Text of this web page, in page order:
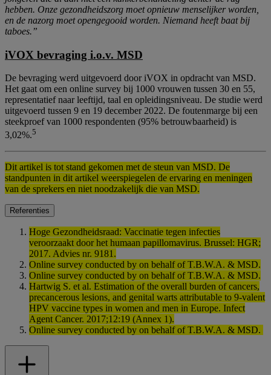
hebben. Onze gezondheidszorg moet opnieuw menselijker worden,
en de nazorg moet opengegooid worden. Niemand heeft baat bij
taboes.”
iVOX bevraging i.o.v. MSD
De bevraging werd uitgevoerd door iVOX in opdracht van MSD.
Het gaat om een online survey bij 1000 vrouwen tussen 30 en 55,
representatief naar leeftijd, taal en opleidingsniveau. De studie werd
uitgevoerd tussen 9 en 19 december 2022. De foutenmarge bij een
steekproef van 1000 respondenten (95% betrouwbaarheid) is
3,02%.5
Dit artikel is tot stand gekomen met de steun van MSD. De
standpunten in dit artikel weerspiegelen de ervaring en meningen
van de sprekers en niet noodzakelijk die van MSD.
Referenties
Hoge Gezondheidsraad: Vaccinatie tegen infecties
veroorzaakt door het humaan papillomavirus. Brussel: HGR;
2017. Advies nr. 9181.
Online survey conducted by on behalf of T.B.W.A. & MSD.
Online survey conducted by on behalf of T.B.W.A. & MSD.
Hartwig S. et al. Estimation of the overall burden of cancers,
precancerous lesions, and genital warts attributable to 9-valent
HPV vaccine types in women and men in Europe. Infect
Agent Cancer. 2017;12:19 (Annex 1).
Online survey conducted by on behalf of T.B.W.A. & MSD.